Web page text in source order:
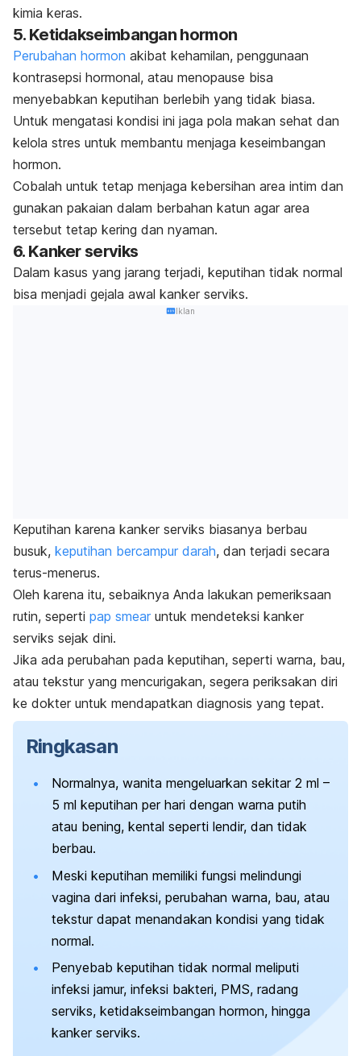
kimia keras.
5. Ketidakseimbangan hormon
Perubahan hormon akibat kehamilan, penggunaan
kontrasepsi hormonal, atau menopause bisa
menyebabkan keputihan berlebih yang tidak biasa.
Untuk mengatasi kondisi ini jaga pola makan sehat dan
kelola stres untuk membantu menjaga keseimbangan
hormon.
Cobalah untuk tetap menjaga kebersihan area intim dan
gunakan pakaian dalam berbahan katun agar area
tersebut tetap kering dan nyaman.
6. Kanker serviks
Dalam kasus yang jarang terjadi, keputihan tidak normal
bisa menjadi gejala awal kanker serviks.
Iklan
Keputihan karena kanker serviks biasanya berbau
busuk, keputihan bercampur darah, dan terjadi secara
terus-menerus.
Oleh karena itu, sebaiknya Anda lakukan pemeriksaan
rutin, seperti pap smear untuk mendeteksi kanker
serviks sejak dini.
Jika ada perubahan pada keputihan, seperti warna, bau,
atau tekstur yang mencurigakan, segera periksakan diri
ke dokter untuk mendapatkan diagnosis yang tepat.
Ringkasan
Normalnya, wanita mengeluarkan sekitar 2 ml –
5 ml keputihan per hari dengan warna putih
atau bening, kental seperti lendir, dan tidak
berbau.
Meski keputihan memiliki fungsi melindungi
vagina dari infeksi, perubahan warna, bau, atau
tekstur dapat menandakan kondisi yang tidak
normal.
Penyebab keputihan tidak normal meliputi
infeksi jamur, infeksi bakteri, PMS, radang
serviks, ketidakseimbangan hormon, hingga
kanker serviks.